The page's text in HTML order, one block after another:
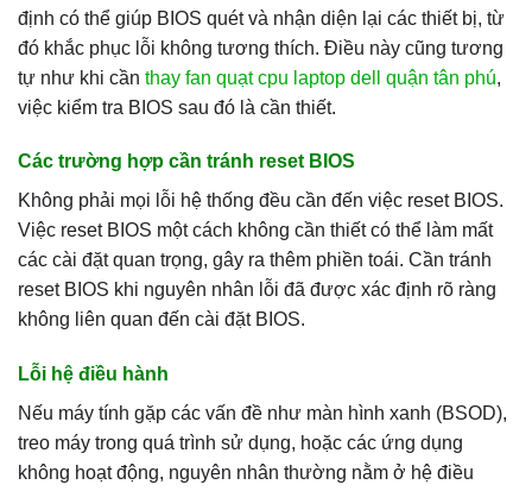
định có thể giúp BIOS quét và nhận diện lại các thiết bị, từ
đó khắc phục lỗi không tương thích. Điều này cũng tương
tự như khi cần thay fan quạt cpu laptop dell quận tân phú,
việc kiểm tra BIOS sau đó là cần thiết.
Các trường hợp cần tránh reset BIOS
Không phải mọi lỗi hệ thống đều cần đến việc reset BIOS.
Việc reset BIOS một cách không cần thiết có thể làm mất
các cài đặt quan trọng, gây ra thêm phiền toái. Cần tránh
reset BIOS khi nguyên nhân lỗi đã được xác định rõ ràng
không liên quan đến cài đặt BIOS.
Lỗi hệ điều hành
Nếu máy tính gặp các vấn đề như màn hình xanh (BSOD),
treo máy trong quá trình sử dụng, hoặc các ứng dụng
không hoạt động, nguyên nhân thường nằm ở hệ điều